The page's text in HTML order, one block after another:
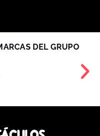
DEL GRUPO